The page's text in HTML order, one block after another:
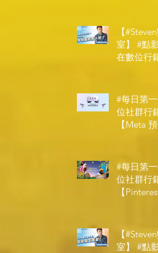
【
室】 #點
在數位行
#每日第
位社群
【Meta
#每日第
位社群行
【
【
室】 #點